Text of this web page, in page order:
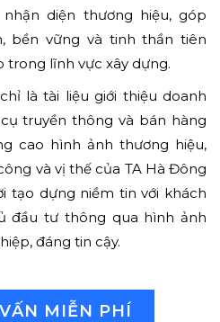
diện thương hiệu, góp
bền vững và tinh thần tiên
lĩnh vực xây dựng.
là tài liệu giới thiệu doanh
truyền thông và bán hàng
cao hình ảnh thương hiệu,
và vị thế của TA Hà Đông
tạo dựng niềm tin với khách
đầu tư thông qua hình ảnh
đáng tin cậy.
MIỄN PHÍ